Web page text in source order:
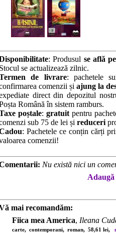
: Produsul se află
Stocul se actualizează zilnic.
de livrare: pachetele
comenzii șiajung la
direct din depozitul
Română în sistem ramburs.
poștale: gratuitpentru
sub 75 de lei și reduceri
: Pachetele ce conțin cărți
comenzii!
Nu există nici un
mai recomandăm:
Fiica mea America, Ileana
carte, contemporani, roman, 58,61 lei,